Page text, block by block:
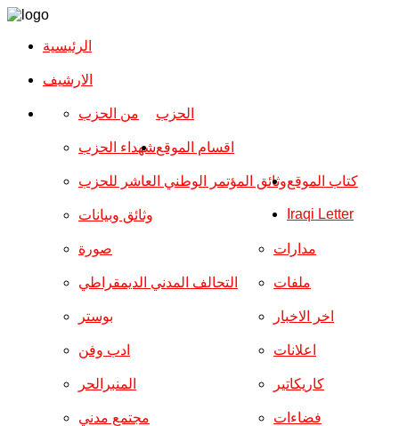
الرئيسية
الارشیف
الحزب من الحزب
شهداء الحزب
وثائق المؤتمر الوطني العاشر للحزب
وثائق وبيانات
اقسام الموقع
صورة
التحالف المدني الديمقراطي
بوستر
ادب وفن
المنبرالحر
مجتمع مدني
مدارات
ملفات
اخر الاخبار
اعلانات
كاريكاتير
فضاءات
كتاب الموقع
Iraqi Letter